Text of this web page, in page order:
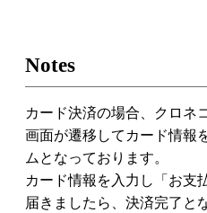
Notes
カード決済の場合、クロネ
画面が遷移してカード情報
ムとなっております。
カード情報を入力し「お支
届きましたら、決済完了と